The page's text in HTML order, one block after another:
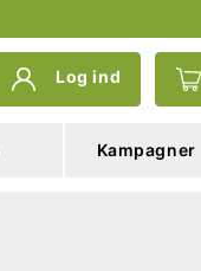
Log ind
Kampagner